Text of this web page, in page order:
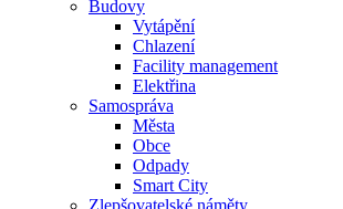
Budovy
Vytápění
Chlazení
Facility management
Elektřina
Samospráva
Města
Obce
Odpady
Smart City
Zlepšovatelské náměty